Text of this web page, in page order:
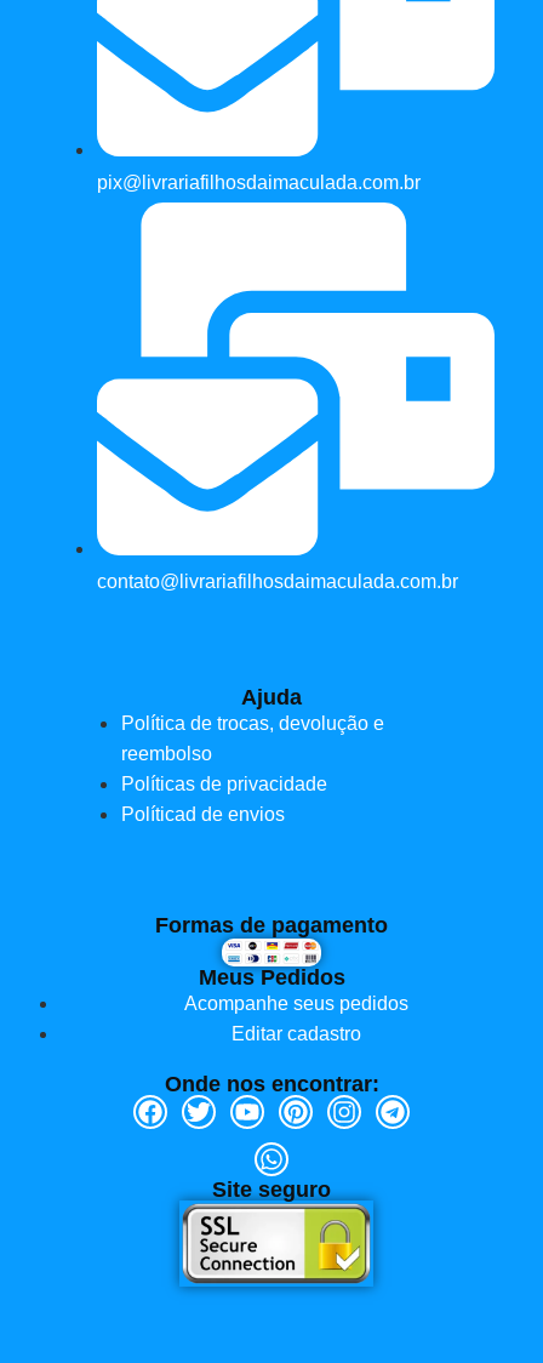
pix@livrariafilhosdaimaculada.com.br
contato@livrariafilhosdaimaculada.com.br
Ajuda
Política de trocas, devolução e
reembolso
Políticas de privacidade
Políticad de envios
Formas de pagamento
Meus Pedidos
Acompanhe seus pedidos
Editar cadastro
Onde nos encontrar:
Site seguro